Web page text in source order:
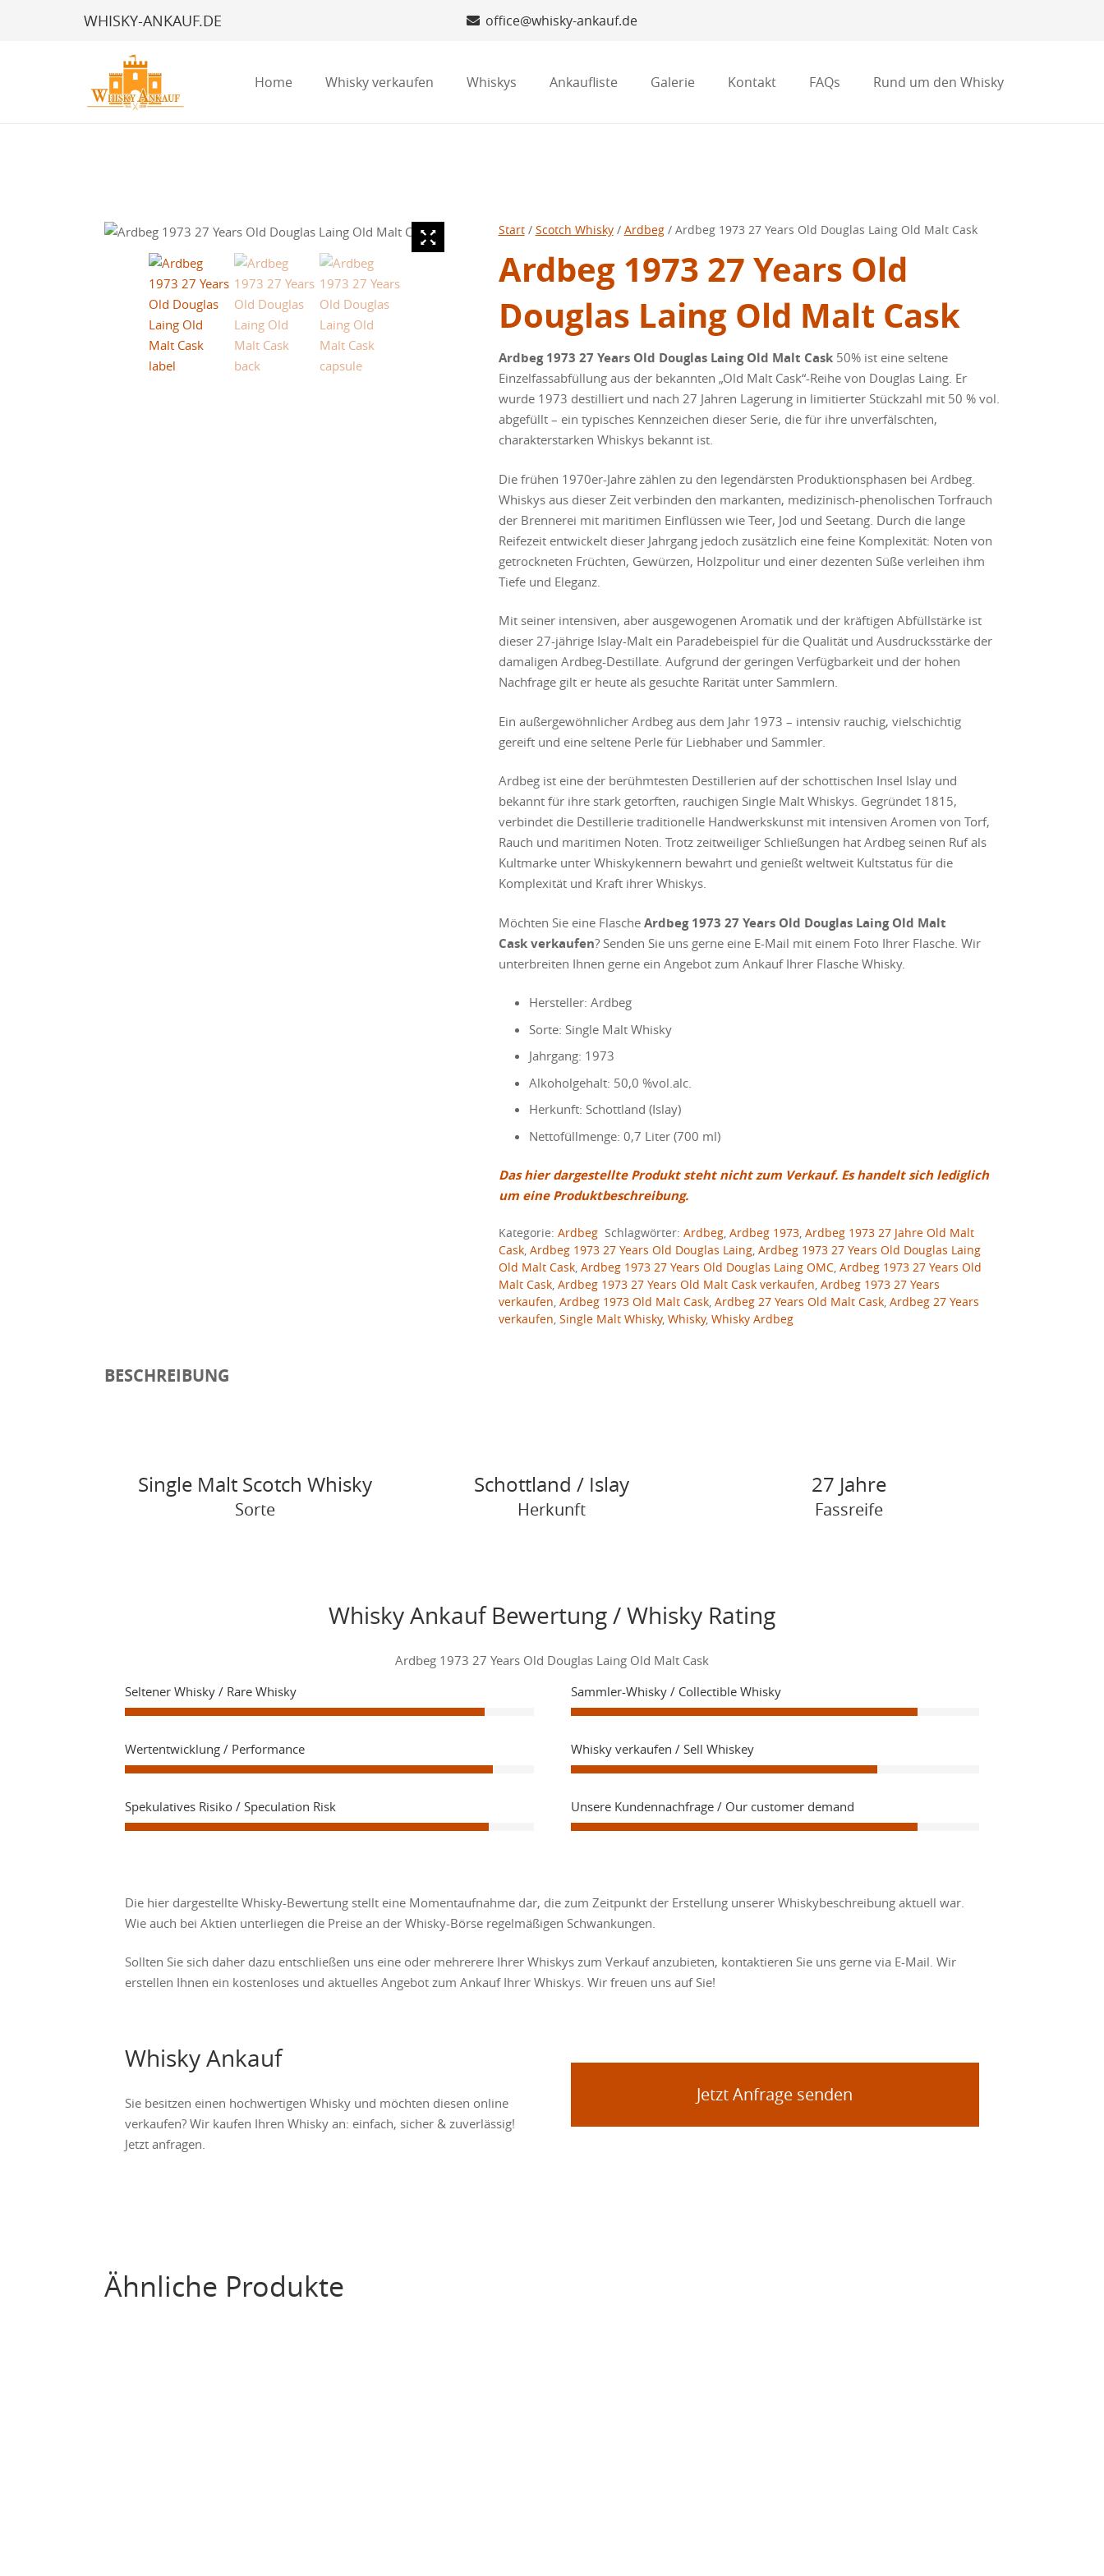
WHISKY-ANKAUF.DE office@whisky-ankauf.de
Home Whisky verkaufen Whiskys Ankaufliste Galerie Kontakt FAQs Rund um den Whisky
Start/ Scotch Whisky/ Ardbeg/ Ardbeg 1973 27 Years Old Douglas Laing Old Malt Cask
Ardbeg 1973 27 Years Old
Douglas Laing Old Malt Cask
Ardbeg 1973 27 Years Old Douglas Laing Old Malt Cask 50% ist eine seltene
Einzelfassabfüllung aus der bekannten „Old Malt Cask“-Reihe von Douglas Laing. Er
wurde 1973 destilliert und nach 27 Jahren Lagerung in limitierter Stückzahl mit 50 % vol.
abgefüllt – ein typisches Kennzeichen dieser Serie, die für ihre unverfälschten,
charakterstarken Whiskys bekannt ist.
Die frühen 1970er-Jahre zählen zu den legendärsten Produktionsphasen bei Ardbeg.
Whiskys aus dieser Zeit verbinden den markanten, medizinisch-phenolischen Torfrauch
der Brennerei mit maritimen Einflüssen wie Teer, Jod und Seetang. Durch die lange
Reifezeit entwickelt dieser Jahrgang jedoch zusätzlich eine feine Komplexität: Noten von
getrockneten Früchten, Gewürzen, Holzpolitur und einer dezenten Süße verleihen ihm
Tiefe und Eleganz.
Mit seiner intensiven, aber ausgewogenen Aromatik und der kräftigen Abfüllstärke ist
dieser 27-jährige Islay-Malt ein Paradebeispiel für die Qualität und Ausdrucksstärke der
damaligen Ardbeg-Destillate. Aufgrund der geringen Verfügbarkeit und der hohen
Nachfrage gilt er heute als gesuchte Rarität unter Sammlern.
Ein außergewöhnlicher Ardbeg aus dem Jahr 1973 – intensiv rauchig, vielschichtig
gereift und eine seltene Perle für Liebhaber und Sammler.
Ardbeg ist eine der berühmtesten Destillerien auf der schottischen Insel Islay und
bekannt für ihre stark getorften, rauchigen Single Malt Whiskys. Gegründet 1815,
verbindet die Destillerie traditionelle Handwerkskunst mit intensiven Aromen von Torf,
Rauch und maritimen Noten. Trotz zeitweiliger Schließungen hat Ardbeg seinen Ruf als
Kultmarke unter Whiskykennern bewahrt und genießt weltweit Kultstatus für die
Komplexität und Kraft ihrer Whiskys.
Möchten Sie eine Flasche Ardbeg 1973 27 Years Old Douglas Laing Old Malt
Caskverkaufen? Senden Sie uns gerne eine E-Mail mit einem Foto Ihrer Flasche. Wir
unterbreiten Ihnen gerne ein Angebot zum Ankauf Ihrer Flasche Whisky.
Hersteller: Ardbeg
Sorte: Single Malt Whisky
Jahrgang: 1973
Alkoholgehalt: 50,0 %vol.alc.
Herkunft: Schottland (Islay)
Nettofüllmenge: 0,7 Liter (700 ml)
Das hier dargestellte Produkt steht nicht zum Verkauf. Es handelt sich lediglich
um eine Produktbeschreibung.
Kategorie: Ardbeg Schlagwörter:Ardbeg,Ardbeg 1973,Ardbeg 1973 27 Jahre Old Malt
Cask, Ardbeg 1973 27 Years Old Douglas Laing, Ardbeg 1973 27 Years Old Douglas Laing
Old Malt Cask, Ardbeg 1973 27 Years Old Douglas Laing OMC, Ardbeg 1973 27 Years Old
Malt Cask, Ardbeg 1973 27 Years Old Malt Cask verkaufen, Ardbeg 1973 27 Years
verkaufen, Ardbeg 1973 Old Malt Cask, Ardbeg 27 Years Old Malt Cask, Ardbeg 27 Years
verkaufen, Single Malt Whisky, Whisky, Whisky Ardbeg
BESCHREIBUNG
Single Malt Scotch Whisky
Sorte
Schottland / Islay
Herkunft
27 Jahre
Fassreife
Whisky Ankauf Bewertung / Whisky Rating
Ardbeg 1973 27 Years Old Douglas Laing Old Malt Cask
Seltener Whisky / Rare Whisky
Wertentwicklung / Performance
Spekulatives Risiko / Speculation Risk
Sammler-Whisky / Collectible Whisky
Whisky verkaufen / Sell Whiskey
Unsere Kundennachfrage / Our customer demand
Die hier dargestellte Whisky-Bewertung stellt eine Momentaufnahme dar, die zum Zeitpunkt der Erstellung unserer Whiskybeschreibung aktuell war.
Wie auch bei Aktien unterliegen die Preise an der Whisky-Börse regelmäßigen Schwankungen.
Sollten Sie sich daher dazu entschließen uns eine oder mehrerere Ihrer Whiskys zum Verkauf anzubieten, kontaktieren Sie uns gerne via E-Mail. Wir
erstellen Ihnen ein kostenloses und aktuelles Angebot zum Ankauf Ihrer Whiskys. Wir freuen uns auf Sie!
Whisky Ankauf
Sie besitzen einen hochwertigen Whisky und möchten diesen online
verkaufen? Wir kaufen Ihren Whisky an: einfach, sicher & zuverlässig!
Jetzt anfragen.
Jetzt Anfrage senden
Ähnliche Produkte